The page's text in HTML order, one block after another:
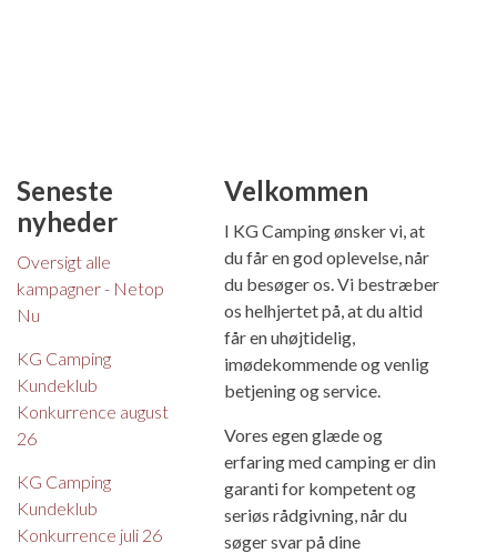
Seneste
nyheder
Oversigt alle
kampagner - Netop
Nu
KG Camping
Kundeklub
Konkurrence august
26
KG Camping
Kundeklub
Konkurrence juli 26
Velkommen
I KG Camping ønsker vi, at
du får en god oplevelse, når
du besøger os. Vi bestræber
os helhjertet på, at du altid
får en uhøjtidelig,
imødekommende og venlig
betjening og service.
Vores egen glæde og
erfaring med camping er din
garanti for kompetent og
seriøs rådgivning, når du
søger svar på dine